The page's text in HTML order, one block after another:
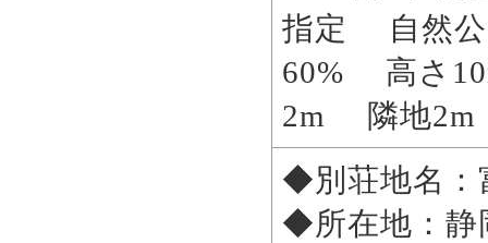
指定 自然
60% 高さ
2m 隣地
◆別荘地名：
◆所在地：静